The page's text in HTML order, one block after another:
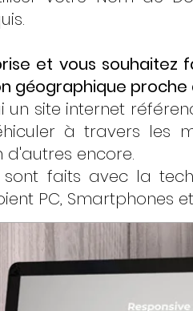
et vous souhaitez
géographique
un site internet
à travers les
d'autres encore.
faits avec la
PC, Smartphones